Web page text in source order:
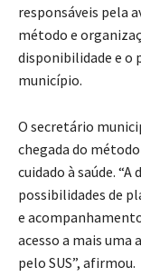
responsáveis pela
método e
disponibilidade e o
município.
O secretário
chegada do
cuidado à saúde.
possibilidades de
e
acesso a mais
pelo SUS”, afirmou.